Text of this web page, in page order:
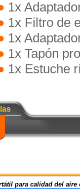
1x
1x Filtro de
1x
1x Tapón
1x Estuche
para calidad del aire